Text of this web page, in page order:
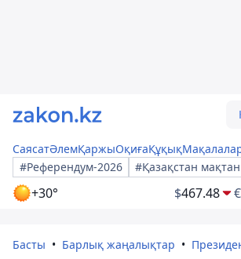
СаясатӘлемҚаржыОқиғаҚұқық
#Референдум-2026
#Қазақстан
+30° $467.48 €
Басты Барлық жаңалықтар